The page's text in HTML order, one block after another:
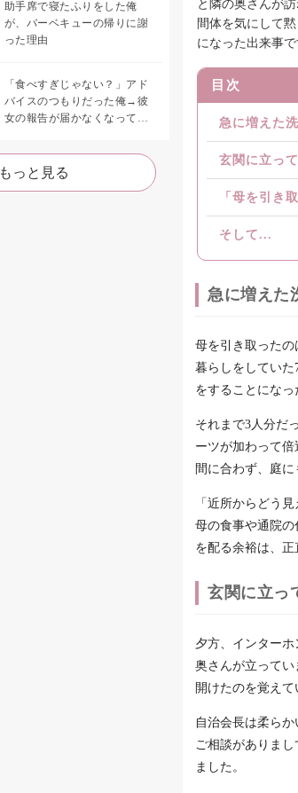
助手席で寝たふりをした俺
が、バーベキューの帰りに謝
った理由
「食べすぎじゃない？」アド
バイスのつもりだった俺→彼
女の報告が届かなくなって、
た
もっと見る
と隣の奥さんが
間体を気にして
になった出来事で
目次
急に増えた
玄関に立っ
「母を引き
そして...
急に増えた
母を引き取ったの
暮らしをしてい
をすることになっ
それまで3人分だ
ーツが加わって
間に合わず、庭に
「近所からどう
母の食事や通院
を配る余裕は、正
玄関に立っ
夕方、インター
奥さんが立って
開けたのを覚えて
自治会長は柔ら
ご相談がありま
ました。